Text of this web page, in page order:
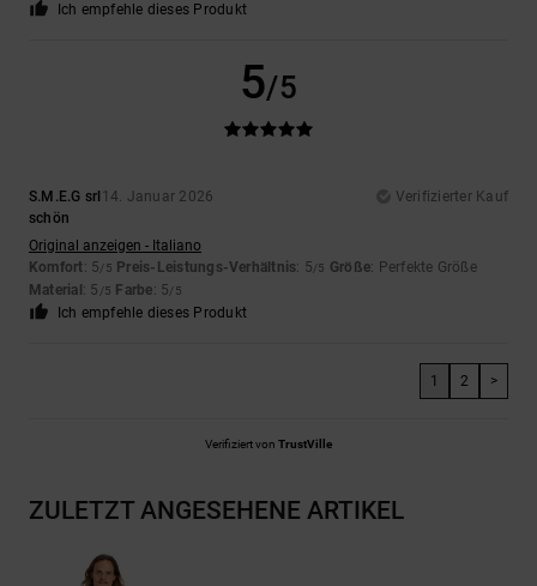
Ich empfehle dieses Produkt
5/5
S.M.E.G srl 14. Januar 2026
Verifizierter Kauf
schön
Original anzeigen - Italiano
Komfort: 5/5 Preis-Leistungs-Verhältnis: 5/5 Größe: Perfekte Größe
Material : 5 /5 Farbe: 5/5
Ich empfehle dieses Produkt
1 2 >
Verifiziert von TrustVille
ZULETZT ANGESEHENE ARTIKEL